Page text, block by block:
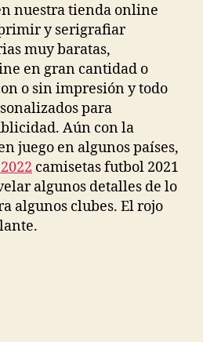
nuestra tienda online
y serigrafiar
muy baratas,
en gran cantidad o
o sin impresión y todo
para
Aún con la
juego en algunos países,
camisetas futbol 2021
algunos detalles de lo
algunos clubes. El rojo